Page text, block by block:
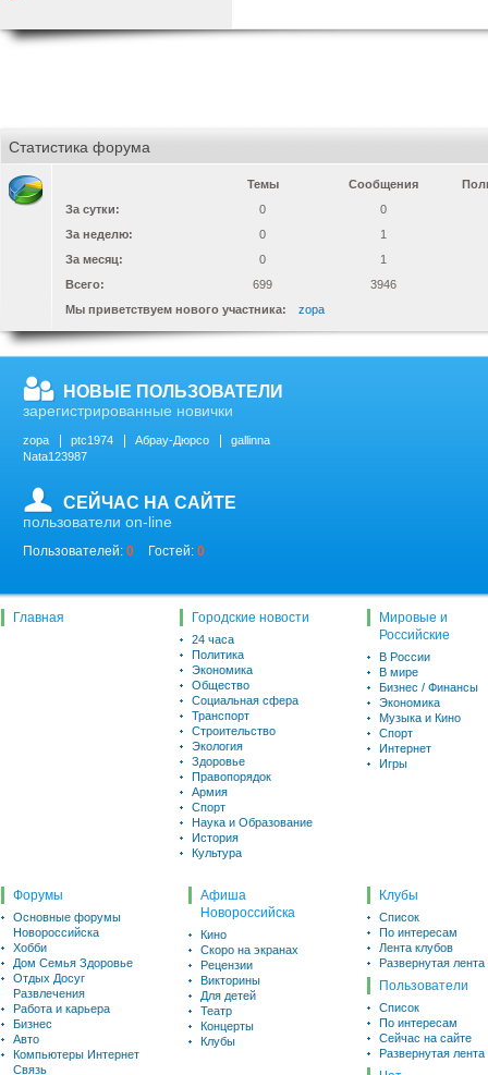
Статистика форума
Темы Сообщения
За сутки:
0
0
За неделю:
0
1
За месяц:
0
1
Всего:
699
3946
Мы приветствуем нового участника:
zopa
НОВЫЕ ПОЛЬЗОВАТЕЛИ
зарегистрированные новички
zopa ptc1974 Абрау-Дюрсо
gallinna
Nata123987
СЕЙЧАС НА САЙТЕ
пользователи on-line
Пользователей: 0 Гостей: 0
Главная Городские новости
24 часа
Политика
Экономика
Общество
Социальная сфера
Транспорт
Строительство
Экология
Здоровье
Правопорядок
Армия
Спорт
Наука и Образование
История
Культура
Мировые и
Российские
В России
В мире
Бизнес / Финансы
Экономика
Музыка и Кино
Спорт
Интернет
Игры
Форумы
Основные форумы
Новороссийска
Хобби
Дом Семья Здоровье
Отдых Досуг
Развлечения
Работа и карьера
Бизнес
Авто
Компьютеры Интернет
Связь
Афиша
Новороссийска
Кино
Скоро на экранах
Рецензии
Викторины
Для детей
Театр
Концерты
Клубы
Клубы
Список
По интересам
Лента клубов
Развернутая лента
Пользователи
Список
По интересам
Сейчас на сайте
Развернутая лента